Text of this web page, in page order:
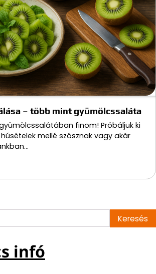
– több mint gyümölcssaláta
finom! Próbáljuk ki
mellé szósznak vagy akár
infó